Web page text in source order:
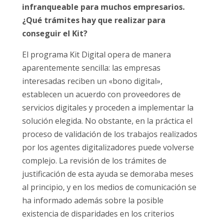
infranqueable para muchos empresarios.
¿Qué trámites hay que realizar para
conseguir el Kit?
El programa Kit Digital opera de manera
aparentemente sencilla: las empresas
interesadas reciben un «bono digital»,
establecen un acuerdo con proveedores de
servicios digitales y proceden a implementar la
solución elegida. No obstante, en la práctica el
proceso de validación de los trabajos realizados
por los agentes digitalizadores puede volverse
complejo. La revisión de los trámites de
justificación de esta ayuda se demoraba meses
al principio, y en los medios de comunicación se
ha informado además sobre la posible
existencia de disparidades en los criterios